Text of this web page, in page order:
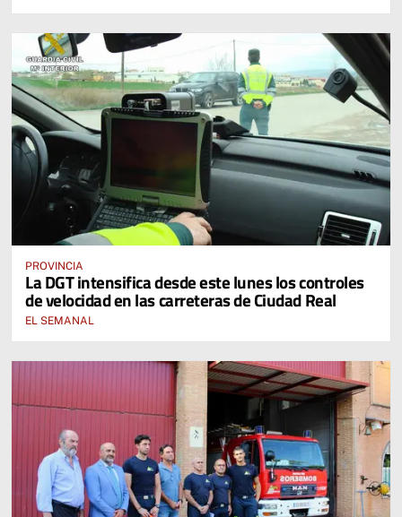
PROVINCIA
La DGT intensifica desde este lunes los controles
de velocidad en las carreteras de Ciudad Real
EL SEMANAL